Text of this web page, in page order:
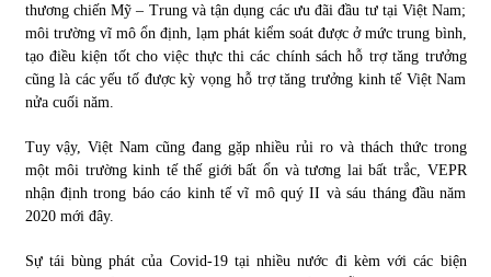
thương chiến Mỹ – Trung và tận dụng các ưu đãi đầu tư tại Việt Nam;
môi trường vĩ mô ổn định, lạm phát kiểm soát được ở mức trung bình,
tạo điều kiện tốt cho việc thực thi các chính sách hỗ trợ tăng trưởng
cũng là các yếu tố được kỳ vọng hỗ trợ tăng trưởng kinh tế Việt Nam
nửa cuối năm.
Tuy vậy, Việt Nam cũng đang gặp nhiều rủi ro và thách thức trong
một môi trường kinh tế thế giới bất ổn và tương lai bất trắc, VEPR
nhận định trong báo cáo kinh tế vĩ mô quý II và sáu tháng đầu năm
2020 mới đây.
Sự tái bùng phát của Covid-19 tại nhiều nước đi kèm với các biện